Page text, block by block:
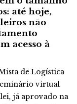
até hoje,
não
acesso à
de Logística
virtual
já aprovado na